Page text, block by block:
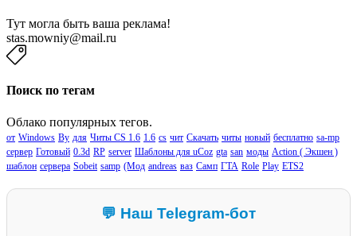
Тут могла быть ваша реклама!
stas.mowniy@mail.ru
Поиск по тегам
Облако популярных тегов.
от Windows By для Читы CS 1.6 1.6 cs чит Скачать читы новый бесплатно sa-mp
сервер Готовый 0.3d RP server Шаблоны для uCoz gta san моды Action ( Экшен )
шаблон сервера Sobeit samp (Мод andreas ваз Самп ГТА Role Play ETS2
💬 Наш Telegram-бот